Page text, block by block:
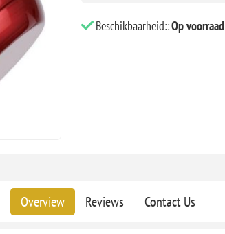
Beschikbaarheid::Op voorraad
Overview Reviews Contact Us